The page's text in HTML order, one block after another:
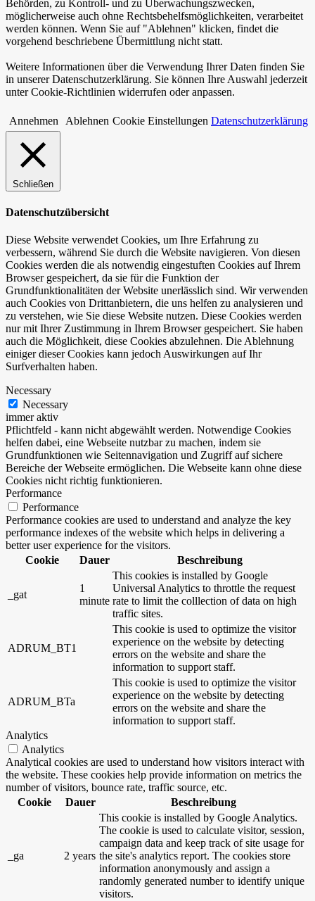
Behörden, zu Kontroll- und zu Überwachungszwecken,
möglicherweise auch ohne Rechtsbehelfsmöglichkeiten, verarbeitet
werden können. Wenn Sie auf "Ablehnen" klicken, findet die
vorgehend beschriebene Übermittlung nicht statt.
Weitere Informationen über die Verwendung Ihrer Daten finden Sie
in unserer Datenschutzerklärung. Sie können Ihre Auswahl jederzeit
unter Cookie-Richtlinien widerrufen oder anpassen.
Annehmen Ablehnen Cookie Einstellungen Datenschutzerklärung
Schließen
Datenschutzübersicht
Diese Website verwendet Cookies, um Ihre Erfahrung zu
verbessern, während Sie durch die Website navigieren. Von diesen
Cookies werden die als notwendig eingestuften Cookies auf Ihrem
Browser gespeichert, da sie für die Funktion der
Grundfunktionalitäten der Website unerlässlich sind. Wir verwenden
auch Cookies von Drittanbietern, die uns helfen zu analysieren und
zu verstehen, wie Sie diese Website nutzen. Diese Cookies werden
nur mit Ihrer Zustimmung in Ihrem Browser gespeichert. Sie haben
auch die Möglichkeit, diese Cookies abzulehnen. Die Ablehnung
einiger dieser Cookies kann jedoch Auswirkungen auf Ihr
Surfverhalten haben.
Necessary
Necessary
immer aktiv
Pflichtfeld - kann nicht abgewählt werden. Notwendige Cookies
helfen dabei, eine Webseite nutzbar zu machen, indem sie
Grundfunktionen wie Seitennavigation und Zugriff auf sichere
Bereiche der Webseite ermöglichen. Die Webseite kann ohne diese
Cookies nicht richtig funktionieren.
Performance
Performance
Performance cookies are used to understand and analyze the key
performance indexes of the website which helps in delivering a
better user experience for the visitors.
Cookie
Dauer Beschreibung
_gat
1
minute
This cookies is installed by Google
Universal Analytics to throttle the request
rate to limit the colllection of data on high
traffic sites.
ADRUM_BT1
This cookie is used to optimize the visitor
experience on the website by detecting
errors on the website and share the
information to support staff.
ADRUM_BTa
This cookie is used to optimize the visitor
experience on the website by detecting
errors on the website and share the
information to support staff.
Analytics
Analytics
Analytical cookies are used to understand how visitors interact with
the website. These cookies help provide information on metrics the
number of visitors, bounce rate, traffic source, etc.
Cookie
Dauer Beschreibung
_ga 2 years
This cookie is installed by Google Analytics.
The cookie is used to calculate visitor, session,
campaign data and keep track of site usage for
the site's analytics report. The cookies store
information anonymously and assign a
randomly generated number to identify unique
visitors.